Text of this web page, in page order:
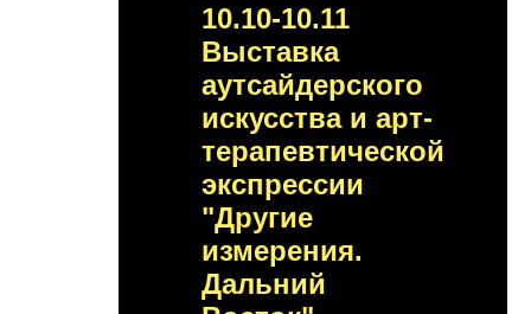
10.10-10.11
Выставка
аутсайдерского
искусства и арт-
терапевтической
экспрессии
"Другие
измерения.
Дальний